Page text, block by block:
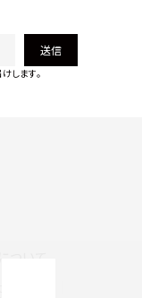
送信
します。